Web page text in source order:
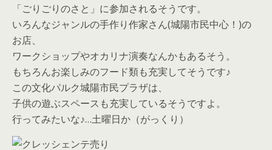
「ごりごりのさと」に参加されるそうです。
いろんなジャンルの手作り作家さん(城陽市民中心！)の
お店、
ワークショップやオカリナ演奏なんかもあるそう。
もちろんお楽しみのフード類も充実してそうです♪
この文化パルク城陽市民プラザは、
子供の遊ぶスペースも充実しているそうですよ。
行ってみたいな♪…土曜日か（がっくり）